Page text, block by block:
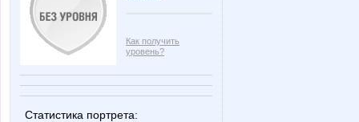
Как получить
уровень?
Статистика портрета: